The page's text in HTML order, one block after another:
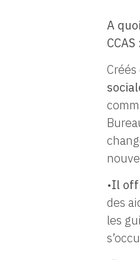
A
CCAS
•Il
des
les